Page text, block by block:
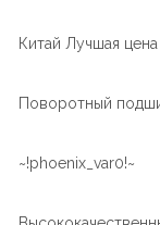
~!phoenix_var0!~